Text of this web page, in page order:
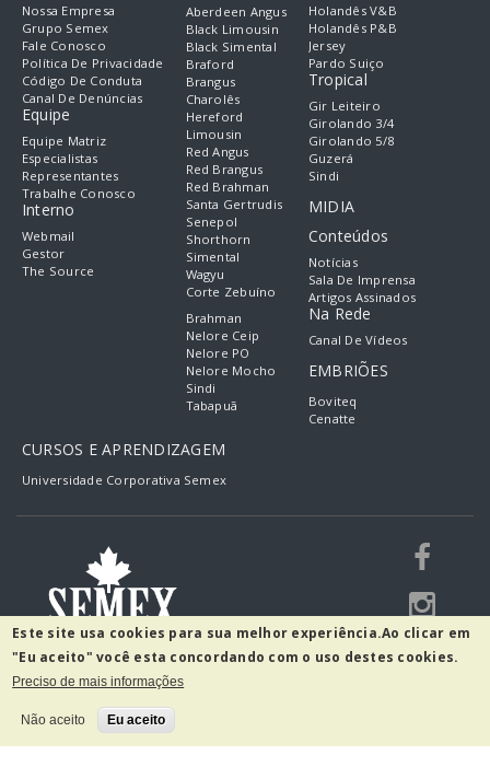
Nossa Empresa
Grupo Semex
Fale Conosco
Política De Privacidade
Código De Conduta
Canal De Denúncias
Equipe
Equipe Matriz
Especialistas
Representantes
Trabalhe Conosco
Interno
Webmail
Gestor
The Source
Aberdeen Angus
Black Limousin
Black Simental
Braford
Brangus
Charolês
Hereford
Limousin
Red Angus
Red Brangus
Red Brahman
Santa Gertrudis
Senepol
Shorthorn
Simental
Wagyu
Corte Zebuíno
Brahman
Nelore Ceip
Nelore PO
Nelore Mocho
Sindi
Tabapuã
Holandês V&B
Holandês P&B
Jersey
Pardo Suiço
Tropical
Gir Leiteiro
Girolando 3/4
Girolando 5/8
Guzerá
Sindi
MIDIA
Conteúdos
Notícias
Sala De Imprensa
Artigos Assinados
Na Rede
Canal De Vídeos
EMBRIÕES
Boviteq
Cenatte
CURSOS E APRENDIZAGEM
Universidade Corporativa Semex
R. Guilherme Scharf, 2520 - Fidélis
Blumenau - SC, 89060-001
(47) 3231-0400
Este site usa cookies para sua melhor experiência.Ao clicar em
"Eu aceito" você esta concordando com o uso destes cookies.
Preciso de mais informações
Não aceito Eu aceito